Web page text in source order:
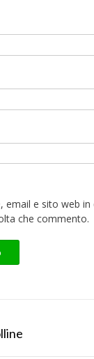
email e sito web
che commento.